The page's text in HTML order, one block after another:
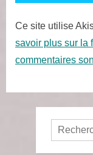
Ce site utilise
savoir plus sur la
commentaires